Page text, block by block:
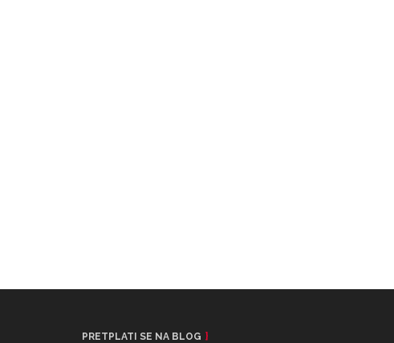
PRETPLATI SE NA BLOG